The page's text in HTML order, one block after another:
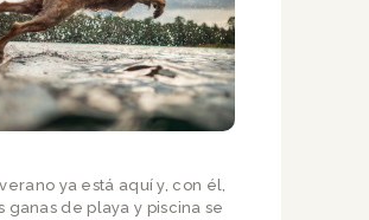
ya está aquí y, con él,
ganas de playa y piscina se